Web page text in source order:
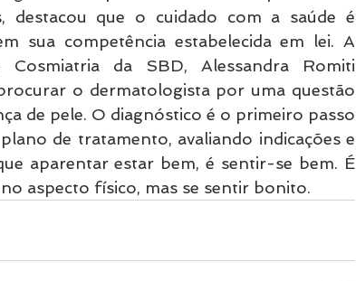
destacou que o cuidado com a saúde é
sua competência estabelecida em lei. A
da SBD, Alessandra Romiti
o dermatologista por uma questão
de pele. O diagnóstico é o primeiro passo
de tratamento, avaliando indicações e
aparentar estar bem, é sentir-se bem. É
aspecto físico, mas se sentir bonito.